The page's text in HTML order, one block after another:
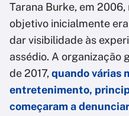
Tarana Burke, em 2006,
objetivo inicialmente
dar visibilidade às
assédio. A organização
de 2017, quando várias
entretenimento,
começaram a